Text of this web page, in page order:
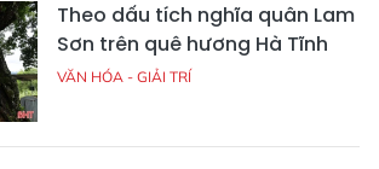
Theo dấu tích nghĩa quân Lam
Sơn trên quê hương Hà Tĩnh
VĂN HÓA - GIẢI TRÍ